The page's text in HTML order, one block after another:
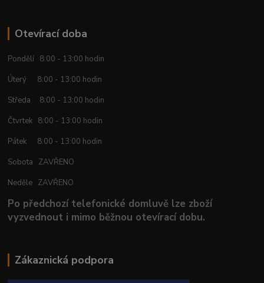
Otevírací doba
Pondělí 8:00 - 13:00 hodin
Úterý 8:00 - 13:00 hodin
Středa 8:00 - 13:00 hodin
Čtvrtek 8:00 - 13:00 hodin
Pátek 8:00 - 13:00 hodin
Sobota ZAVŘENO
Neděle ZAVŘENO
Po předchozí telefonické domluvě lze zboží
vyzvednout i mimo běžnou otevírací dobu.
Zákaznická podpora